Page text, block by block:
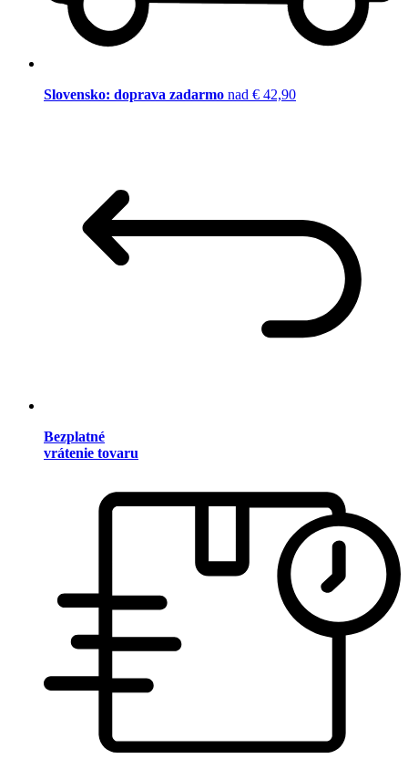
Slovensko: doprava zadarmo nad € 42,90
Bezplatné
vrátenie tovaru